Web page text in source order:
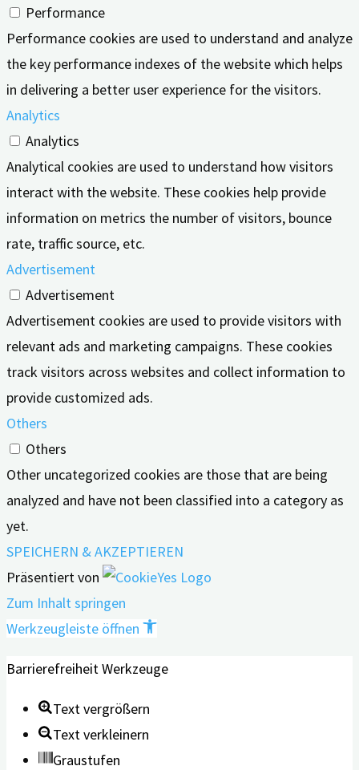
Performance
Performance cookies are used to understand and analyze
the key performance indexes of the website which helps
in delivering a better user experience for the visitors.
Analytics
Analytics
Analytical cookies are used to understand how visitors
interact with the website. These cookies help provide
information on metrics the number of visitors, bounce
rate, traffic source, etc.
Advertisement
Advertisement
Advertisement cookies are used to provide visitors with
relevant ads and marketing campaigns. These cookies
track visitors across websites and collect information to
provide customized ads.
Others
Others
Other uncategorized cookies are those that are being
analyzed and have not been classified into a category as
yet.
SPEICHERN & AKZEPTIEREN
Präsentiert von
Zum Inhalt springen
Werkzeugleiste öffnen
Barrierefreiheit Werkzeuge
Text vergrößern
Text verkleinern
Graustufen